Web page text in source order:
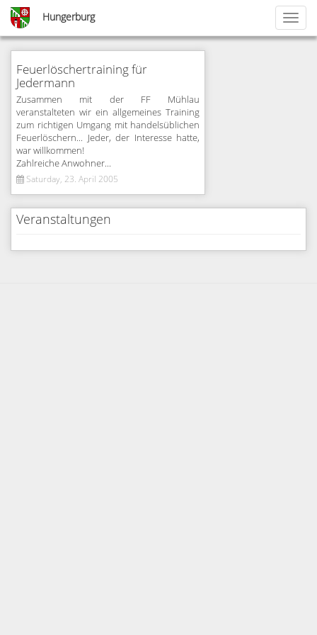
Skip
main
content
Hungerburg
Feuerlöschertraining für
Jedermann
Zusammen mit der FF Mühlau
veranstalteten wir ein allgemeines Training
zum richtigen Umgang mit handelsüblichen
Feuerlöschern... Jeder, der Interesse hatte,
war willkommen!
Zahlreiche Anwohner...
Saturday, 23. April 2005
1
…
54
55
56
57
Veranstaltungen